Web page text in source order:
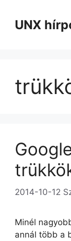
tartalomba
UNX
2014-10-12
Minél
annál több a